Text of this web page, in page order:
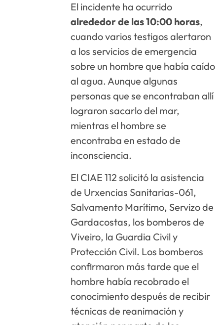
El incidente ha ocurrido
alrededor de las 10:00 horas,
cuando varios testigos alertaron
a los servicios de emergencia
sobre un hombre que había caído
al agua. Aunque algunas
personas que se encontraban allí
lograron sacarlo del mar,
mientras el hombre se
encontraba en estado de
inconsciencia.
El CIAE 112 solicitó la asistencia
de Urxencias Sanitarias-061,
Salvamento Marítimo, Servizo de
Gardacostas, los bomberos de
Viveiro, la Guardia Civil y
Protección Civil. Los bomberos
confirmaron más tarde que el
hombre había recobrado el
conocimiento después de recibir
técnicas de reanimación y